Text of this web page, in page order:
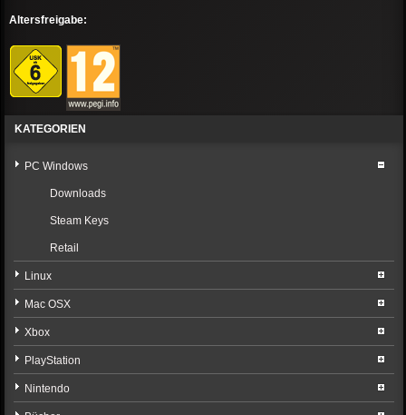
Altersfreigabe:
KATEGORIEN
PC Windows
Downloads
Steam Keys
Retail
Linux
Mac OSX
Xbox
PlayStation
Nintendo